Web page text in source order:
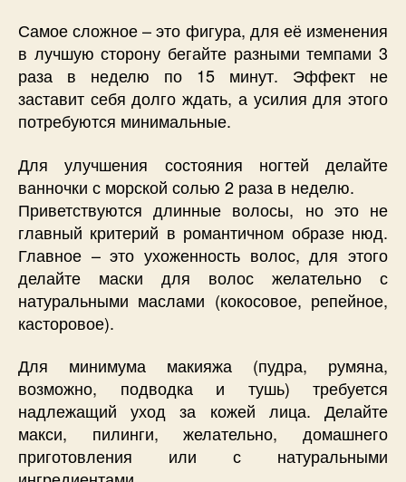
Самое сложное – это фигура, для её изменения
в лучшую сторону бегайте разными темпами 3
раза в неделю по 15 минут. Эффект не
заставит себя долго ждать, а усилия для этого
потребуются минимальные.
Для улучшения состояния ногтей делайте
ванночки с морской солью 2 раза в неделю.
Приветствуются длинные волосы, но это не
главный критерий в романтичном образе нюд.
Главное – это ухоженность волос, для этого
делайте маски для волос желательно с
натуральными маслами (кокосовое, репейное,
касторовое).
Для минимума макияжа (пудра, румяна,
возможно, подводка и тушь) требуется
надлежащий уход за кожей лица. Делайте
макси, пилинги, желательно, домашнего
приготовления или с натуральными